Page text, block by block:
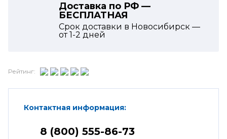
Доставка по РФ —
БЕСПЛАТНАЯ
Срок доставки в Новосибирск —
от1-2 дней
Рейтинг:
Контактная информация:
8 (800) 555-86-73